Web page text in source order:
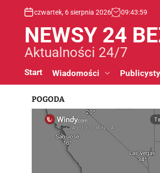
czwartek, 6 sierpnia 2026 09:44:00
NEWSY 24
Aktualności 24/7
Start Wiadomości
POGODA